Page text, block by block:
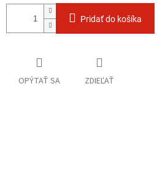
Pridať do košíka
OPÝTAŤ SA ZDIEĽAŤ